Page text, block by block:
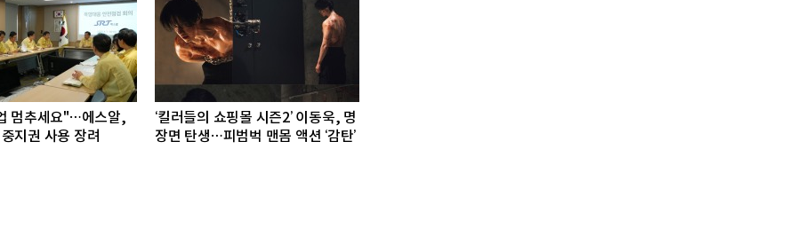
멈추세요"…에스알,
지권 사용 장려
‘킬러들의 쇼핑몰 시즌2’ 이동욱, 명
장면 탄생…피범벅 맨몸 액션 ‘감탄’